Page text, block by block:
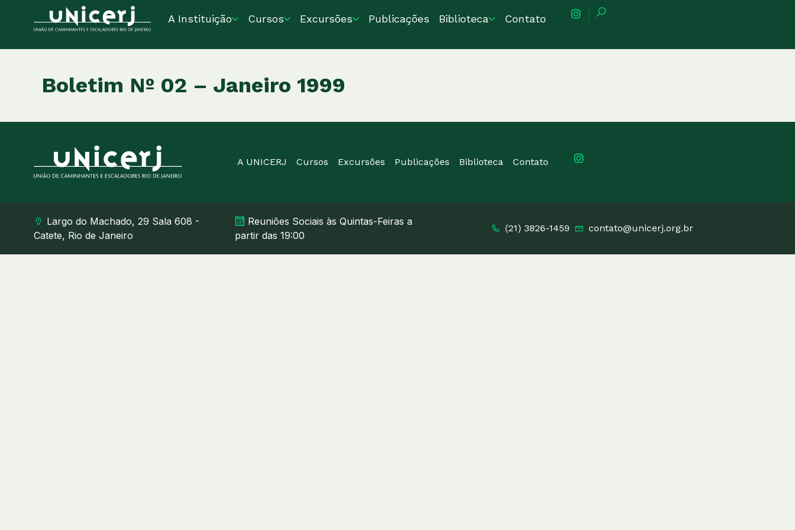
A Instituição Cursos Excursões Publicações Biblioteca Contato
Boletim Nº 02 – Janeiro 1999
A UNICERJ Cursos Excursões Publicações Biblioteca Contato
Largo do Machado, 29 Sala 608 -
Catete, Rio de Janeiro
Reuniões Sociais às Quintas-Feiras a
partir das 19:00
(21) 3826-1459 contato@unicerj.org.br